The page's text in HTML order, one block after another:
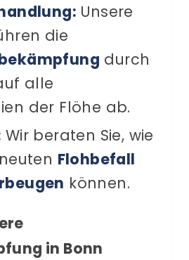
Unsere
die
durch
alle
der Flöhe ab.
Wir beraten Sie, wie
Flohbefall
können.
in Bonn